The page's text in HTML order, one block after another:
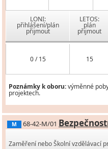
LONI:
přihlášení/plán
přijmout
LETOS:
plán
přijmout
0 / 15 15
Poznámky k oboru:výměnné
projektech.
M 68-42-M/01
Zaměření nebo Školní vzdělávací